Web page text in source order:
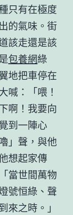
只有在極度
的氣味。街
該走還是該
包養網綠
地把車停在
喊：「喂！
啊！我要向
到一陣心
」聲，與他
想起家傳
當世間萬物
號恒綠、聲
來之時。」